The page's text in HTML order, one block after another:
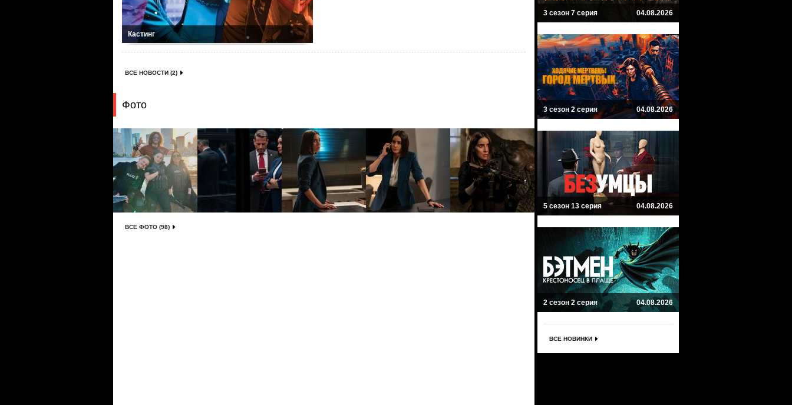
Кастинг
ВСЕ НОВОСТИ (2)
Фото
ВСЕ ФОТО (98)
3 сезон 7 серия 04.08.2026
3 сезон 2 серия 04.08.2026
5 сезон 13 серия 04.08.2026
2 сезон 2 серия 04.08.2026
ВСЕ НОВИНКИ